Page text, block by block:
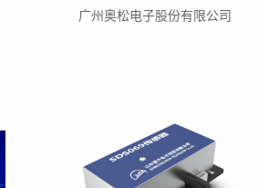
广州奥松电子股份有限公司